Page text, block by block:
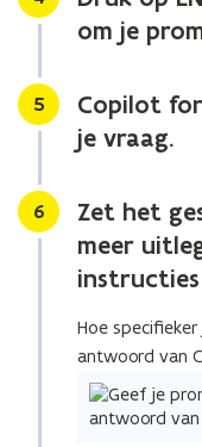
om je
Stap
5
Copilot
je vraag.
Stap
6
Zet het
meer
Hoe
antwoord van
(Klik
op
de